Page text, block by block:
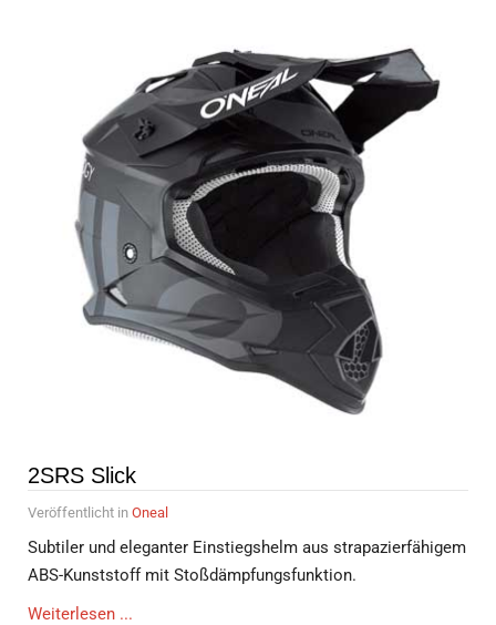
2SRS Slick
Veröffentlicht in Oneal
Subtiler und eleganter Einstiegshelm aus strapazierfähigem
ABS-Kunststoff mit Stoßdämpfungsfunktion.
Weiterlesen ...